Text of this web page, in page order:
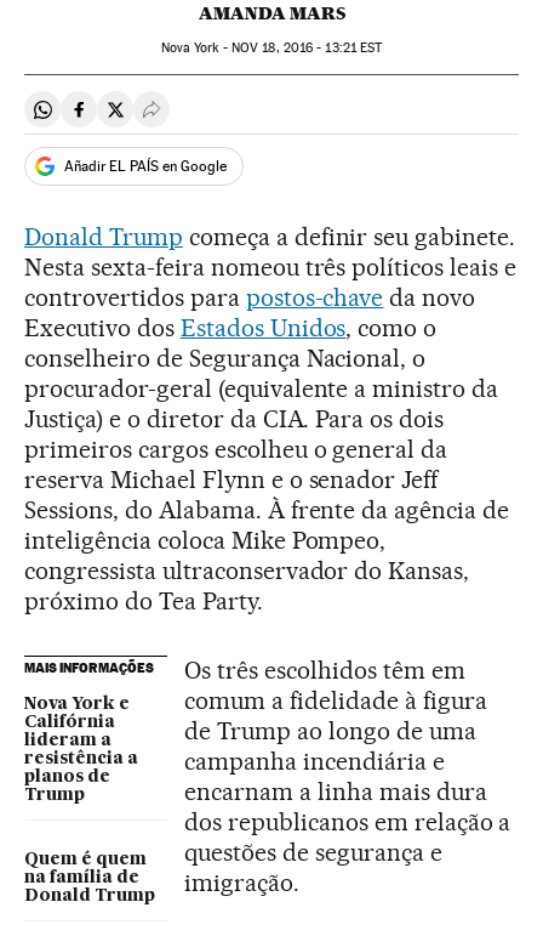
AMANDA MARS
Nova York - NOV 18, 2016 - 13:21EST
Compartir en Whatsapp
Compartir en Facebook
Compartir en Twitter
Desplegar Redes Sociales
Añadir EL PAÍS en Google
Donald Trump começa a definir seu gabinete.
Nesta sexta-feira nomeou três políticos leais e
controvertidos para postos-chave da novo
Executivo dos Estados Unidos, como o
conselheiro de Segurança Nacional, o
procurador-geral (equivalente a ministro da
Justiça) e o diretor da CIA. Para os dois
primeiros cargos escolheu o general da
reserva Michael Flynn e o senador Jeff
Sessions, do Alabama. À frente da agência de
inteligência coloca Mike Pompeo,
congressista ultraconservador do Kansas,
próximo do Tea Party.
MAIS INFORMAÇÕES
Nova York e
Califórnia
lideram a
resistência a
planos de
Trump
Quem é quem
na família de
Donald Trump
Os três escolhidos têm em
comum a fidelidade à figura
de Trump ao longo de uma
campanha incendiária e
encarnam a linha mais dura
dos republicanos em relação a
questões de segurança e
imigração.